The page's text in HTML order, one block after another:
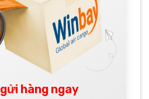
hàng ngay